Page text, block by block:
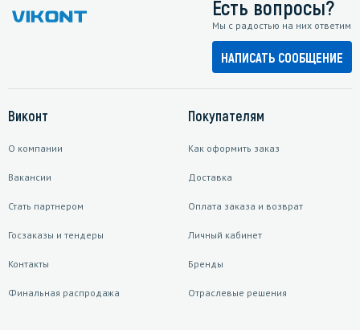
Есть вопросы?
Мы с радостью на них ответим
НАПИСАТЬ СООБЩЕНИЕ
Виконт
О компании
Вакансии
Стать партнером
Госзаказы и тендеры
Контакты
Финальная распродажа
Покупателям
Как оформить заказ
Доставка
Оплата заказа и возврат
Личный кабинет
Бренды
Отраслевые решения